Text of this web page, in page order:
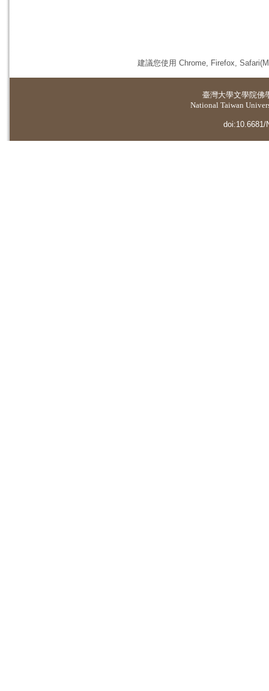
建議您使用 Chrome, Firefox,
臺灣大學文學院佛
National Taiwan
doi:10.6681/